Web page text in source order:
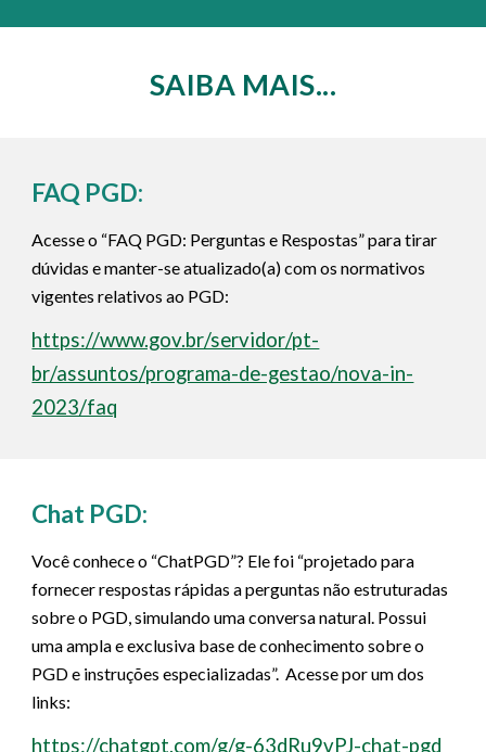
SAIBA MAIS...
FAQ PGD:
Acesse o “FAQ PGD: Perguntas e Respostas” para tirar
dúvidas e manter-se atualizado(a) com os normativos
vigentes relativos ao PGD:
https://www.gov.br/servidor/pt-
br/assuntos/programa-de-gestao/nova-in-
2023/faq
Chat PGD:
Você conhece o “ChatPGD”? Ele foi “projetado para
fornecer respostas rápidas a perguntas não estruturadas
sobre o PGD, simulando uma conversa natural. Possui
uma ampla e exclusiva base de conhecimento sobre o
PGD e instruções especializadas”. Acesse por um dos
links:
https://chatgpt.com/g/g-63dRu9vPJ-chat-pgd